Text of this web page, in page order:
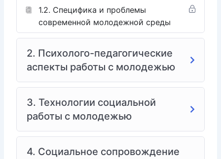
Наш курс повышения квалификации предназначен
для того, чтобы вооружить вас всем необходимым.
подросткового возраста, методы профилактики
асоциального поведения, работу с группами риска,
а также техники консультирования и поддержки
молодежи. Вы научитесь строить доверительные
отношения, оказывать адресную помощь и
разрабатывать индивидуальные программы
Для кого этот курс?
1.2. Специфика и проблемы
современной молодежной среды
2. Психолого-педагогические
аспекты работы с молодежью
3. Технологии социальной
работы с молодежью
4. Социальное сопровождение